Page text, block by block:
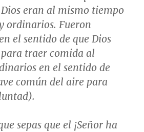
eran al mismo tiempo
ordinarios. Fueron
el sentido de que Dios
para traer comida al
en el sentido de
común del aire para
sepas que el ¡Señor ha